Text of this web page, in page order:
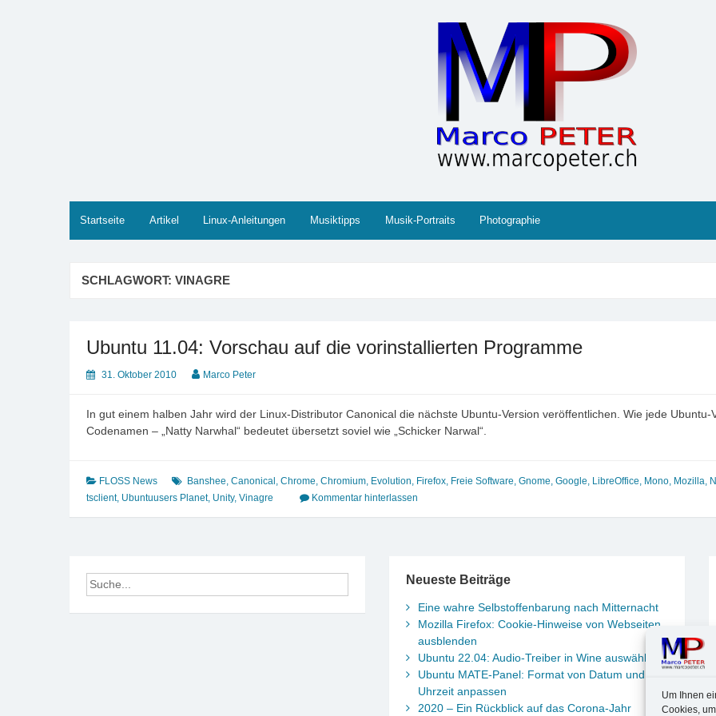
Um Ihnen
Cookies,
Startseite Artikel Linux-Anleitungen Musiktipps Musik-Portraits Photographie
SCHLAGWORT: VINAGRE
Ubuntu 11.04: Vorschau auf die vorinstallierten Programme
31. Oktober 2010 Marco Peter
In gut einem halben Jahr wird der Linux-Distributor Canonical die nächste Ubuntu-Version veröffentlichen. Wie jede
Codenamen – „Natty Narwhal“ bedeutet übersetzt soviel wie „Schicker Narwal“.
FLOSS News Banshee, Canonical , Chrome, Chromium, Evolution, Firefox, Freie Software, Gnome, Google, LibreOffice, Mono, Mozilla,
tsclient, Ubuntuusers Planet, Unity, Vinagre Kommentar hinterlassen
Neueste Beiträge
Eine wahre Selbstoffenbarung nach Mitternacht
Mozilla Firefox: Cookie-Hinweise von Webseiten
ausblenden
Ubuntu 22.04: Audio-Treiber in Wine auswählen
Ubuntu MATE-Panel: Format von Datum und
Uhrzeit anpassen
2020 – Ein Rückblick auf das Corona-Jahr